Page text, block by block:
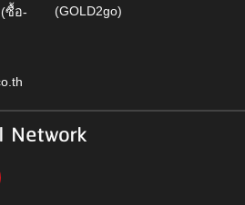
ซื้อ-
(GOLD2go)
Network